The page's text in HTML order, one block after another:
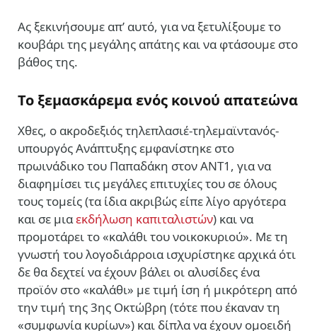
Ας ξεκινήσουμε απ’ αυτό, για να ξετυλίξουμε το
κουβάρι της μεγάλης απάτης και να φτάσουμε στο
βάθος της.
Το ξεμασκάρεμα ενός κοινού απατεώνα
Χθες, ο ακροδεξιός τηλεπλασιέ-τηλεμαϊντανός-
υπουργός Ανάπτυξης εμφανίστηκε στο
πρωινάδικο του Παπαδάκη στον ΑΝΤ1, για να
διαφημίσει τις μεγάλες επιτυχίες του σε όλους
τους τομείς (τα ίδια ακριβώς είπε λίγο αργότερα
και σε μιαεκδήλωση καπιταλιστών) και να
προμοτάρει το «καλάθι του νοικοκυριού». Με τη
γνωστή του λογοδιάρροια ισχυρίστηκε αρχικά ότι
δε θα δεχτεί να έχουν βάλει οι αλυσίδες ένα
προϊόν στο «καλάθι» με τιμή ίση ή μικρότερη από
την τιμή της 3ης Οκτώβρη (τότε που έκαναν τη
«συμφωνία κυρίων») και δίπλα να έχουν ομοειδή